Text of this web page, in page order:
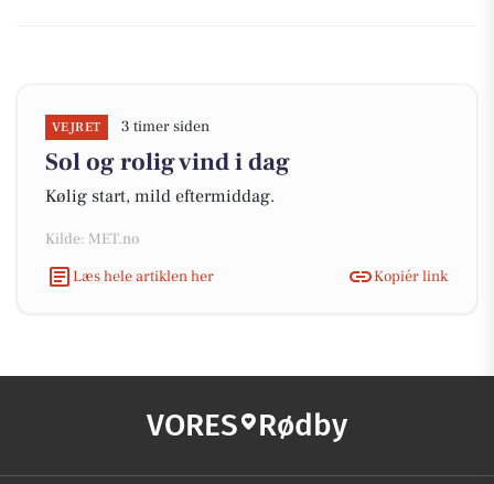
VEJRET 3 timer siden
Sol og rolig vind i dag
Kølig start, mild eftermiddag.
Kilde: MET.no
Læs hele artiklen her
Kopiér link
VORES Rødby